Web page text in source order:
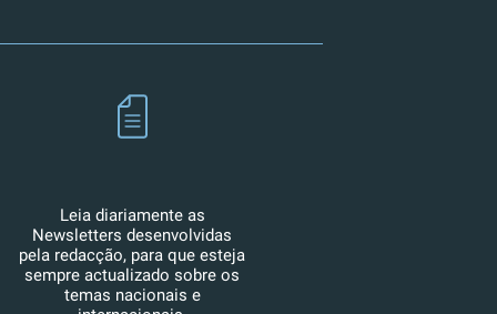
Leia diariamente as
Newsletters desenvolvidas
pela redacção, para que esteja
sempre actualizado sobre os
temas nacionais e